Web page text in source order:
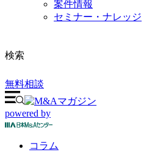
案件情報
セミナー・ナレッジ
検索
無料相談
powered by
コラム